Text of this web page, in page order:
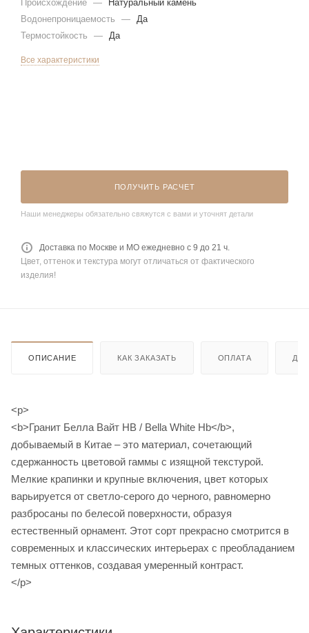
Происхождение —
Натуральный камень
Водонепроницаемость
—
Да
Термостойкость
— Да
Все характеристики
ПОЛУЧИТЬ РАСЧЕТ
Наши менеджеры обязательно свяжутся с вами и уточнят детали
Доставка по Москве и МО ежедневно с 9 до 21 ч.
Цвет, оттенок и текстура могут отличаться от фактического
изделия!
ОПИСАНИЕ КАК ЗАКАЗАТЬ ОПЛАТА
<p>
<b>Гранит Белла Вайт HB / Bella White Hb</b>,
добываемый в Китае – это материал, сочетающий
сдержанность цветовой гаммы с изящной текстурой.
Мелкие крапинки и крупные включения, цвет которых
варьируется от светло-серого до черного, равномерно
разбросаны по белесой поверхности, образуя
естественный орнамент. Этот сорт прекрасно смотрится в
современных и классических интерьерах с преобладанием
темных оттенков, создавая умеренный контраст.
</p>